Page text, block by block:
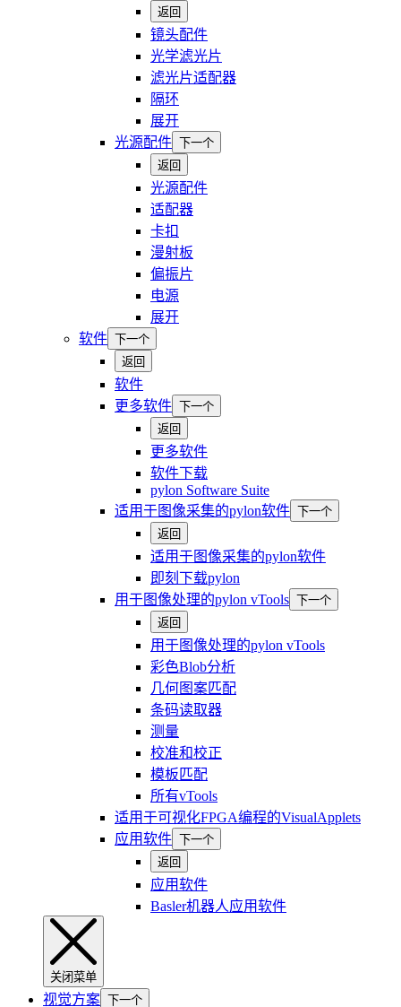
返回
镜头配件
光学滤光片
滤光片适配器
隔环
展开
光源配件
下一个
返回
光源配件
适配器
卡扣
漫射板
偏振片
电源
展开
软件
下一个
返回
软件
更多软件
下一个
返回
更多软件
软件下载
pylon Software Suite
适用于图像采集的pylon软件
下一个
返回
适用于图像采集的pylon软件
即刻下载pylon
用于图像处理的pylon vTools
下一个
返回
用于图像处理的pylon vTools
彩色Blob分析
几何图案匹配
条码读取器
测量
校准和校正
模板匹配
所有vTools
适用于可视化FPGA编程的VisualApplets
应用软件
下一个
返回
应用软件
Basler机器人应用软件
关闭菜单
视觉方案 下一个